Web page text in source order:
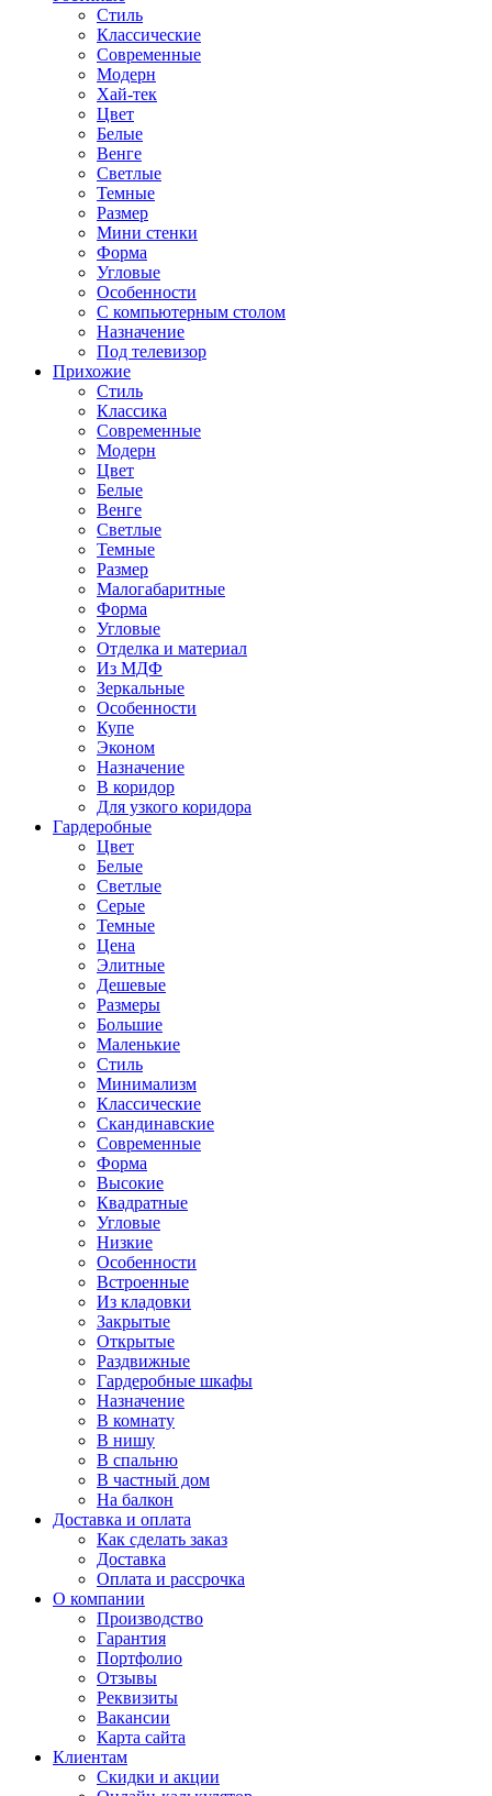
Стиль
Классические
Современные
Модерн
Хай-тек
Цвет
Белые
Венге
Светлые
Темные
Размер
Мини стенки
Форма
Угловые
Особенности
С компьютерным столом
Назначение
Под телевизор
Прихожие
Стиль
Классика
Современные
Модерн
Цвет
Белые
Венге
Светлые
Темные
Размер
Малогабаритные
Форма
Угловые
Отделка и материал
Из МДФ
Зеркальные
Особенности
Купе
Эконом
Назначение
В коридор
Для узкого коридора
Гардеробные
Цвет
Белые
Светлые
Серые
Темные
Цена
Элитные
Дешевые
Размеры
Большие
Маленькие
Стиль
Минимализм
Классические
Скандинавские
Современные
Форма
Высокие
Квадратные
Угловые
Низкие
Особенности
Встроенные
Из кладовки
Закрытые
Открытые
Раздвижные
Гардеробные шкафы
Назначение
В комнату
В нишу
В спальню
В частный дом
На балкон
Доставка и оплата
Как сделать заказ
Доставка
Оплата и рассрочка
О компании
Производство
Гарантия
Портфолио
Отзывы
Реквизиты
Вакансии
Карта сайта
Клиентам
Скидки и акции